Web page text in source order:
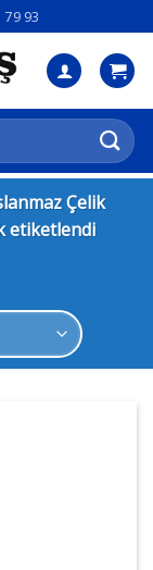
93
Çelik
etiketlendi